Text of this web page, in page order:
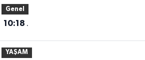
Genel
10:18 .
YAŞAM